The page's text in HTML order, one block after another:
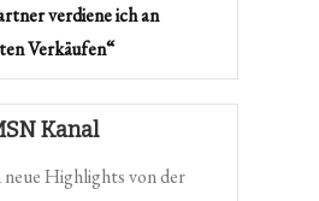
verdiene ich an
Verkäufen“
Kanal
Highlights von der